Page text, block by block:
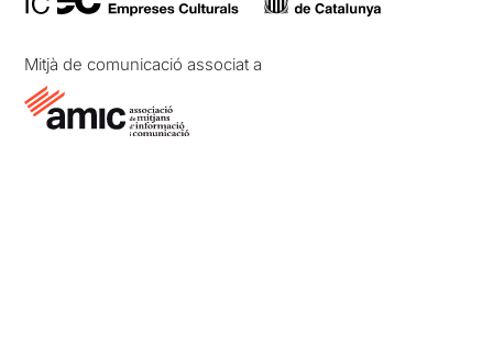
Mitjà de comunicació associat a